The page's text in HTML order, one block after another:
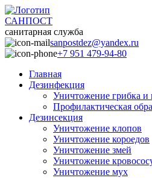
САНПОСТ
санитарная служба
sanpostdez@yandex.ru
+7 951 479-94-80
Главная
Дезинфекция
Уничтожение грибка и
Профилактическая
Дезинсекция
Уничтожение клопов
Уничтожение короедов
Уничтожение змей
Уничтожение
Уничтожение мух